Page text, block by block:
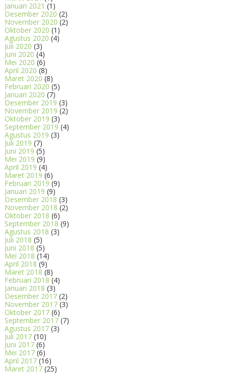
Januari 2021 (1)
Desember 2020 (2)
November 2020 (2)
Oktober 2020 (1)
Agustus 2020 (4)
Juli 2020 (3)
Juni 2020 (4)
Mei 2020 (6)
April 2020 (8)
Maret 2020 (8)
Februari 2020 (5)
Januari 2020 (7)
Desember 2019 (3)
November 2019 (2)
Oktober 2019 (3)
September 2019 (4)
Agustus 2019 (3)
Juli 2019 (7)
Juni 2019 (5)
Mei 2019 (9)
April 2019 (4)
Maret 2019 (6)
Februari 2019 (9)
Januari 2019 (9)
Desember 2018 (3)
November 2018 (2)
Oktober 2018 (6)
September 2018 (9)
Agustus 2018 (3)
Juli 2018 (5)
Juni 2018 (5)
Mei 2018 (14)
April 2018 (9)
Maret 2018 (8)
Februari 2018 (4)
Januari 2018 (3)
Desember 2017(2)
November 2017(3)
Oktober 2017(6)
September 2017(7)
Agustus 2017(3)
Juli 2017(10)
Juni 2017(6)
Mei 2017(6)
April 2017(16)
Maret 2017(25)